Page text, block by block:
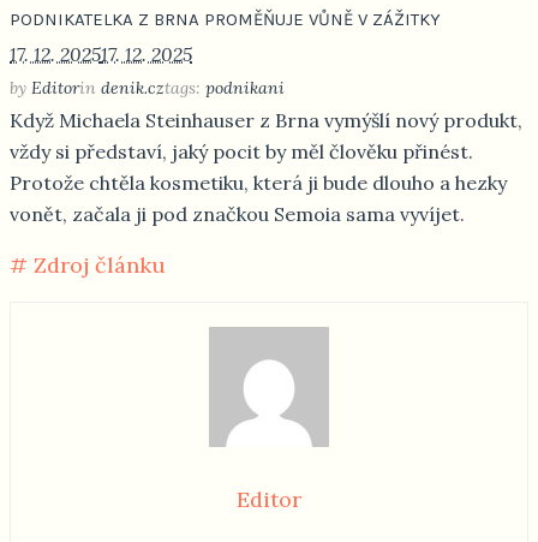
PODNIKATELKA Z BRNA PROMĚŇUJE VŮNĚ V ZÁŽITKY
17. 12. 202517. 12. 2025
by Editorin denik.cztags: podnikani
Když Michaela Steinhauser z Brna vymýšlí nový produkt,
vždy si představí, jaký pocit by měl člověku přinést.
Protože chtěla kosmetiku, která ji bude dlouho a hezky
vonět, začala ji pod značkou Semoia sama vyvíjet.
# Zdroj článku
Editor